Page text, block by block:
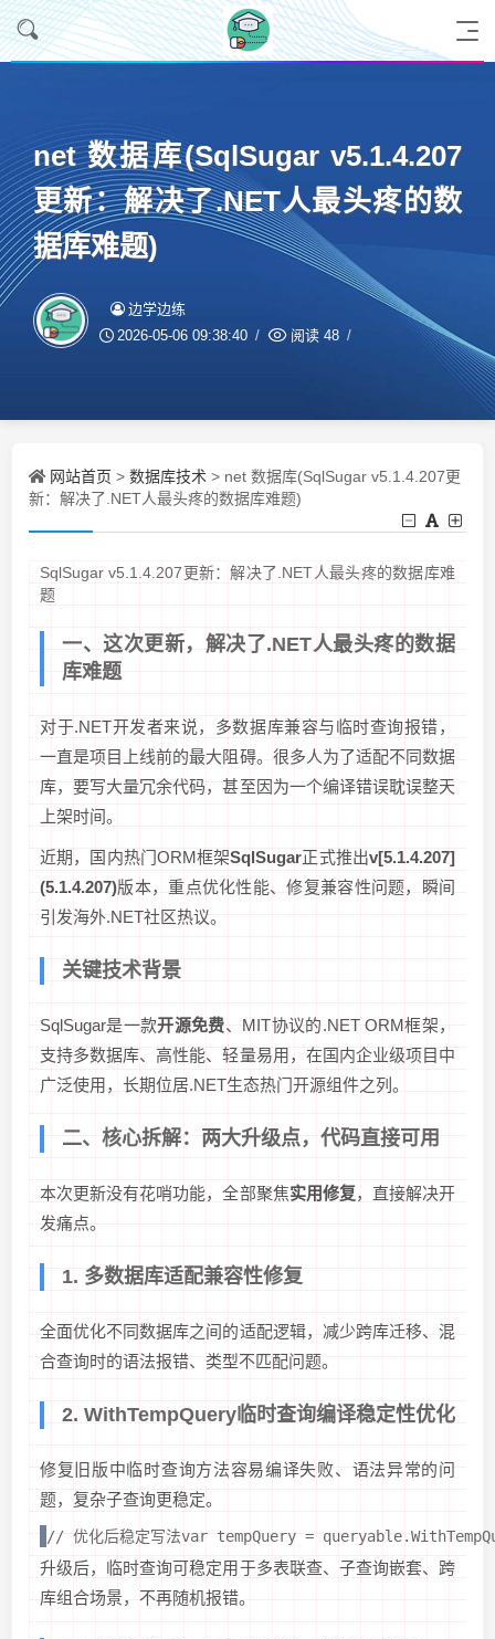
net 数据库(SqlSugar v5.1.4.207
更新：解决了.NET人最头疼的数
据库难题)
边学边练
2026-05-06 09:38:40 阅读 48
网站首页 > 数据库技术 > net 数据库(SqlSugar v5.1.4.207更
新：解决了.NET人最头疼的数据库难题)
SqlSugar v5.1.4.207更新：解决了.NET人最头疼的数据库难
题
一、这次更新，解决了.NET人最头疼的数据
库难题
对于.NET开发者来说，多数据库兼容与临时查询报错，
一直是项目上线前的最大阻碍。很多人为了适配不同数据
库，要写大量冗余代码，甚至因为一个编译错误耽误整天
上架时间。
近期，国内热门ORM框架SqlSugar正式推出v[5.1.4.207]
(5.1.4.207)版本，重点优化性能、修复兼容性问题，瞬间
引发海外.NET社区热议。
关键技术背景
SqlSugar是一款开源免费、MIT协议的.NET ORM框架，
支持多数据库、高性能、轻量易用，在国内企业级项目中
广泛使用，长期位居.NET生态热门开源组件之列。
二、核心拆解：两大升级点，代码直接可用
本次更新没有花哨功能，全部聚焦实用修复，直接解决开
发痛点。
1. 多数据库适配兼容性修复
全面优化不同数据库之间的适配逻辑，减少跨库迁移、混
合查询时的语法报错、类型不匹配问题。
2. WithTempQuery临时查询编译稳定性优化
修复旧版中临时查询方法容易编译失败、语法异常的问
题，复杂子查询更稳定。
// 优化后稳定写法var tempQuery =
升级后，临时查询可稳定用于多表联查、子查询嵌套、跨
库组合场景，不再随机报错。